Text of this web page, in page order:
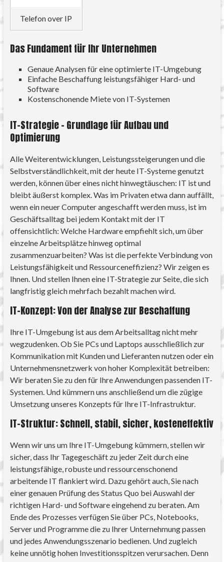
Telefon over IP
Das Fundament für Ihr Unternehmen
Genaue Analysen für eine optimierte IT-Umgebung
Einfache Beschaffung leistungsfähiger Hard- und
Software
Kostenschonende Miete von IT-Systemen
IT-Strategie – Grundlage für Aufbau und
Optimierung
Alle Weiterentwicklungen, Leistungssteigerungen und die
Selbstverständlichkeit, mit der heute IT-Systeme genutzt
werden, können über eines nicht hinwegtäuschen: IT ist und
bleibt äußerst komplex. Was im Privaten etwa dann auffällt,
wenn ein neuer Computer angeschafft werden muss, ist im
Geschäftsalltag bei jedem Kontakt mit der IT
offensichtlich: Welche Hardware empfiehlt sich, um über
einzelne Arbeitsplätze hinweg optimal
zusammenzuarbeiten? Was ist die perfekte Verbindung von
Leistungsfähigkeit und Ressourceneffizienz? Wir zeigen es
Ihnen. Und stellen Ihnen eine IT-Strategie zur Seite, die sich
langfristig gleich mehrfach bezahlt machen wird.
IT-Konzept: Von der Analyse zur Beschaffung
Ihre IT-Umgebung ist aus dem Arbeitsalltag nicht mehr
wegzudenken. Ob Sie PCs und Laptops ausschließlich zur
Kommunikation mit Kunden und Lieferanten nutzen oder ein
Unternehmensnetzwerk von hoher Komplexität betreiben:
Wir beraten Sie zu den für Ihre Anwendungen passenden IT-
Systemen. Und kümmern uns anschließend um die zügige
Umsetzung unseres Konzepts für Ihre IT-Infrastruktur.
IT-Struktur: Schnell, stabil, sicher, kosteneffektiv
Wenn wir uns um Ihre IT-Umgebung kümmern, stellen wir
sicher, dass Ihr Tagegeschäft zu jeder Zeit durch eine
leistungsfähige, robuste und ressourcenschonend
arbeitende IT flankiert wird. Dazu gehört auch, Sie nach
einer genauen Prüfung des Status Quo bei Auswahl der
richtigen Hard- und Software eingehend zu beraten. Am
Ende des Prozesses verfügen Sie über PCs, Notebooks,
Server und Programme die zu Ihrer Unternehmung passen
und jedes Anwendungsszenario bedienen. Und zugleich
keine unnötig hohen Investitionsspitzen verursachen. Denn